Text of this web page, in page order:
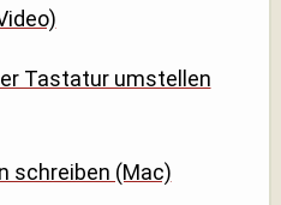
Tastatur umstellen
schreiben (Mac)